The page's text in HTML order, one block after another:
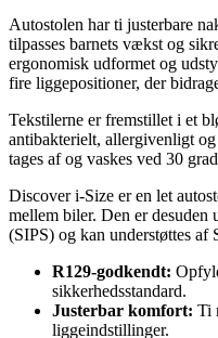
Autostolen har ti justerbare
tilpasses barnets vækst og
ergonomisk udformet og
fire liggepositioner, der
Tekstilerne er fremstillet i et
antibakterielt, allergivenligt
tages af og vaskes ved 30
Discover i-Size er en let
mellem biler. Den er desuden
(SIPS) og kan understøttes af
R129-godkendt:
sikkerhedsstandard.
Justerbar komfort: Ti
liggeindstillinger.